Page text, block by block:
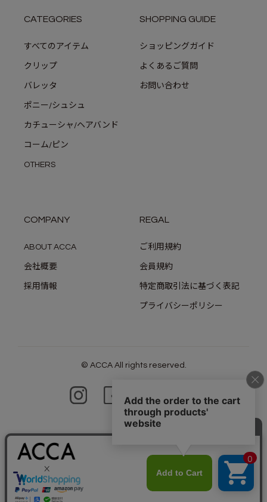
CATEGORIES
すべてのアイテム
クリップ
バレッタ
ポニー/シュシュ
カチューシャ/ヘアバンド
コーム/ピン
OTHERS
SHOPPING GUIDE
ショッピングガイド
よくあるご質問
お問い合わせ
COMPANY
ABOUT ACCA
会社概要
採用情報
REGAL
ご利用規約
会員規約
特定商取引法に基づく表記
プライバシーポリシー
© ACCA All rights reserved.